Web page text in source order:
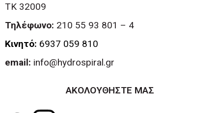
ΤΚ 32009
Τηλέφωνο: 210 55 93 801 – 4
Κινητό: 6937 059 810
email: info@hydrospiral.gr
ΑΚΟΛΟΥΘΗΣΤΕ ΜΑΣ